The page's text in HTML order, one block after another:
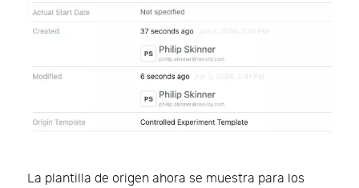
La plantilla de origen ahora se muestra para los